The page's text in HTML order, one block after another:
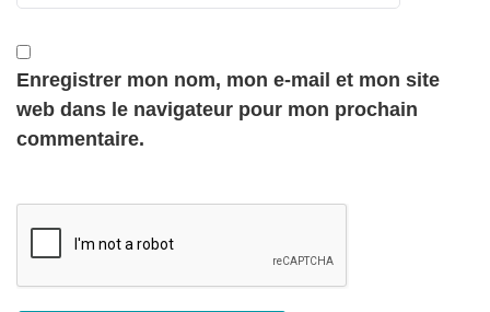
Enregistrer mon nom, mon e-mail et mon site
web dans le navigateur pour mon prochain
commentaire.